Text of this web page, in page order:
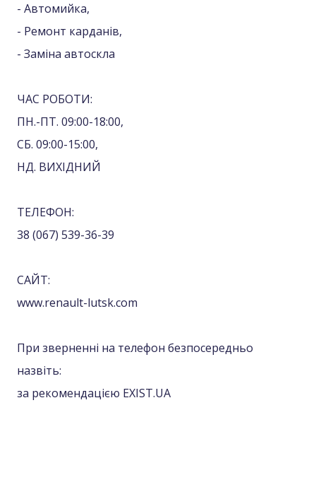
- Автомийка,
- Ремонт карданів,
- Заміна автоскла
ЧАС РОБОТИ:
ПН.-ПТ. 09:00-18:00,
СБ. 09:00-15:00,
НД. ВИХІДНИЙ
ТЕЛЕФОН:
38 (067) 539-36-39
САЙТ:
www.renault-lutsk.com
При зверненні на телефон безпосередньо
назвіть:
за рекомендацією EXIST.UA